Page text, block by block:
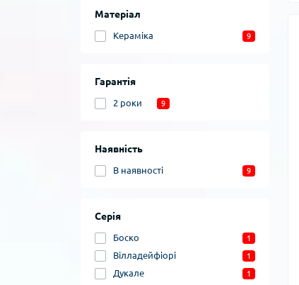
Матеріал
Кераміка 9
Гарантія
2 роки 9
Наявність
В наявності 9
Серія
Боско 1
Вілладейфіорі 1
Дукале 1